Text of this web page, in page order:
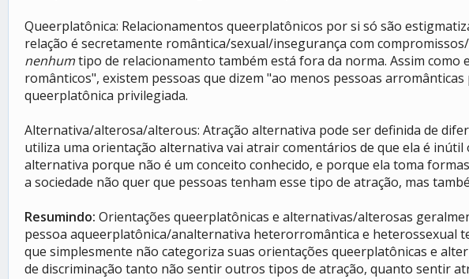
Queerplatônica: Relacionamentos queerplatônicos por si só são
relação é secretamente romântica/sexual/insegurança com
nenhumtipo de relacionamento também está fora da norma. Assim
românticos", existem pessoas que dizem "ao menos pessoas
queerplatônica privilegiada.
Alternativa/alterosa/alterous: Atração alternativa pode ser definida de
utiliza uma orientação alternativa vai atrair comentários de que ela é
alternativa porque não é um conceito conhecido, e porque ela toma
a sociedade não quer que pessoas tenham esse tipo de atração, mas
Resumindo: Orientações queerplatônicas e alternativas/alterosas
pessoa aqueerplatônica/analternativa heterorromântica e heterossexual
que simplesmente não categoriza suas orientações queerplatônicas e
de discriminação tanto não sentir outros tipos de atração, quanto sentir